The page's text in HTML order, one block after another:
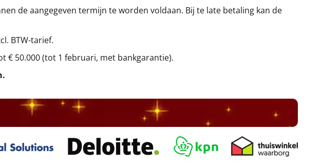
de aangegeven termijn te worden voldaan. Bij te late betaling kan de
BTW-tarief.
€ 50.000 (tot 1 februari, met bankgarantie).
.